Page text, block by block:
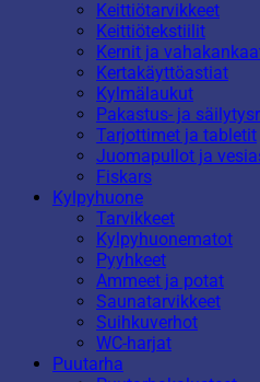
Keittiötarvikkeet
Keittiötekstiilit
Kernit ja
Kertakäyttöastiat
Kylmälaukut
Pakastus- ja
Tarjottimet ja tabletit
Juomapullot ja
Fiskars
Kylpyhuone
Tarvikkeet
Kylpyhuonematot
Pyyhkeet
Ammeet ja potat
Saunatarvikkeet
Suihkuverhot
WC-harjat
Puutarha